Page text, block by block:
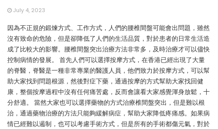
July 4, 2023
因為不正規的鍛煉方式、工作方式，人們的腰椎間盤可能會出問題，雖然
沒有致命的危險，但是卻降低了人們的生活品質，對於患者的日常生活造
成了比較大的影響。腰椎間盤突出治療方法非常多，及時治療才可以儘快
控制病情的發展。 首先人們可以選擇按摩方式，在香港已經出現了大量
的脊醫，脊醫是一種非常專業的醫護人員，他們致力於按摩方式，可以幫
助大家找到問題根源，然後對症下藥，通過按摩的方式幫助大家找回健
康，整個按摩過程中沒有任何痛苦處，反而會讓看大家感覺渾身放鬆，十
分舒適。 當然大家也可以選擇藥物的方式治療椎間盤突出，但是難以根
治，通過藥物治療的方法只能夠緩解病症，幫助大家降低疼痛感。如果病
情已經難以遏制，也可以考慮手術方式，但是所有的手術都傷元氣，對於